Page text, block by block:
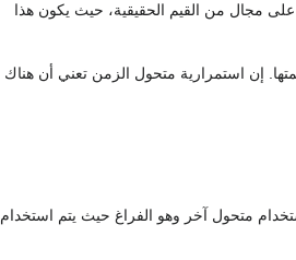
على مجال من القيم الحقيقية، حيث يكون هذا
إن استمرارية متحول الزمن تعني أن هناك
متحول آخر وهو الفراغ حيث يتم استخدام